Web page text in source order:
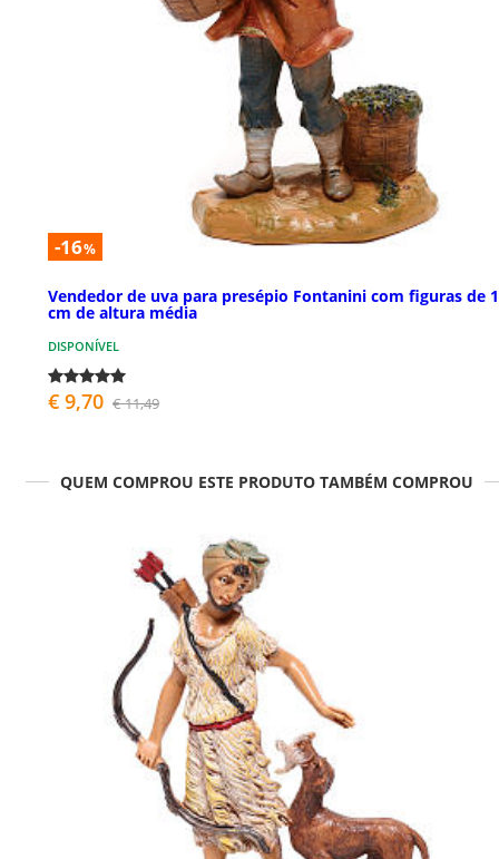
-16%
Vendedor de uva para presépio Fontanini com figuras de
cm de altura média
DISPONÍVEL
€ 9,70 € 11,49
QUEM COMPROU ESTE PRODUTO TAMBÉM COMPROU